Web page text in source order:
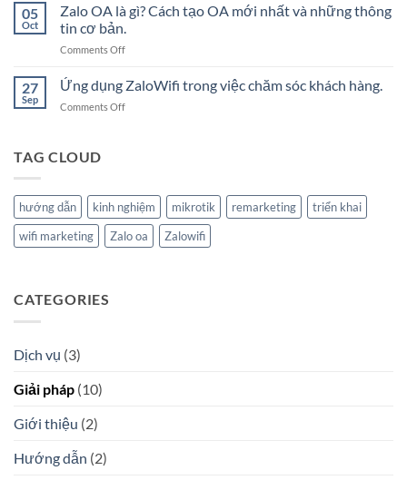
nhà
truy
cập
kết
hợp
giữa
Marketing
05
Oct
Zalo OA là gì? Cách tạo OA mới nhất và những thông
tin cơ bản.
Comments Offon
OA
là
gì?
và
những
thông
tin
27
Sep
Ứng dụng ZaloWifi trong việc chăm sóc khách hàng.
Comments Offon
chăm
sóc
khách
hàng.
TAG CLOUD
hướng dẫn kinh nghiệm mikrotik remarketing
triển khai
wifi marketing
Zalo oa Zalowifi
CATEGORIES
Dịch vụ (3)
Giải pháp (10)
Giới thiệu (2)
Hướng dẫn (2)